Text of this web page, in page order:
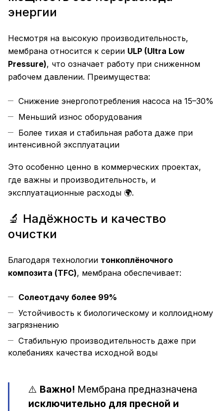
энергии
Несмотря на высокую производительность,
мембрана относится к серии ULP (Ultra Low
Pressure), что означает работу при сниженном
рабочем давлении. Преимущества:
Снижение энергопотребления насоса на 15–30%
Меньший износ оборудования
Более тихая и стабильная работа даже при
интенсивной эксплуатации
Это особенно ценно в коммерческих проектах,
где важны и производительность, и
эксплуатационные расходы 🌍.
🔬 Надёжность и качество
очистки
Благодаря технологии тонкоплёночного
композита (TFC), мембрана обеспечивает:
Солеотдачу более 99%
Устойчивость к биологическому и коллоидному
загрязнению
Стабильную производительность даже при
колебаниях качества исходной воды
⚠️ Важно! Мембрана предназначена
исключительно для пресной и